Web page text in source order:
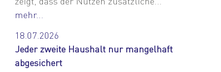
mehr...
18.07.2026
Jeder zweite Haushalt nur mangelhaft
abgesichert